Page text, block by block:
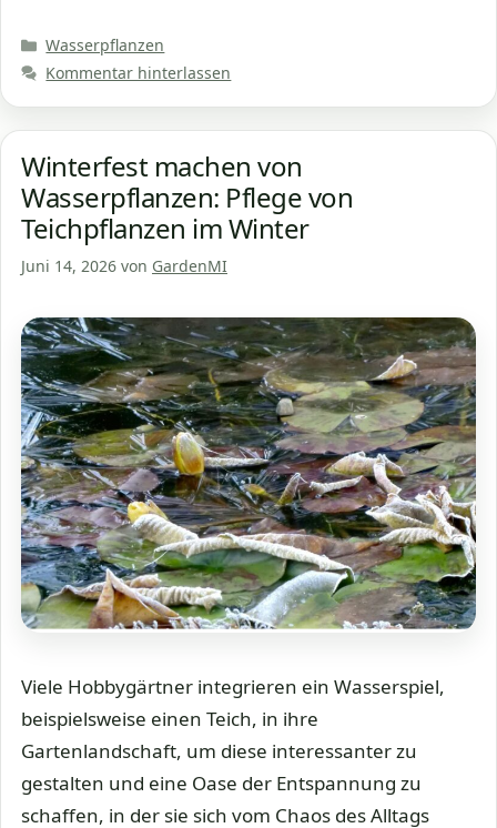
Kategorien
Wasserpflanzen
Kommentar hinterlassen
Winterfest machen von
Wasserpflanzen: Pflege von
Teichpflanzen im Winter
Juni 14, 2026 von GardenMI
Viele Hobbygärtner integrieren ein Wasserspiel,
beispielsweise einen Teich, in ihre
Gartenlandschaft, um diese interessanter zu
gestalten und eine Oase der Entspannung zu
schaffen, in der sie sich vom Chaos des Alltags